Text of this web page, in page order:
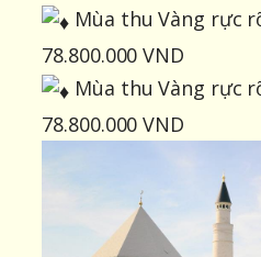
Mùa thu Vàng rực
78.800.000 VND
Mùa thu Vàng rực
78.800.000 VND